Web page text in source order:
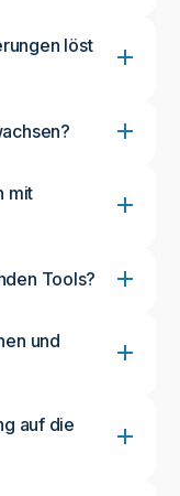
löst
mit
Tools?
und
auf die